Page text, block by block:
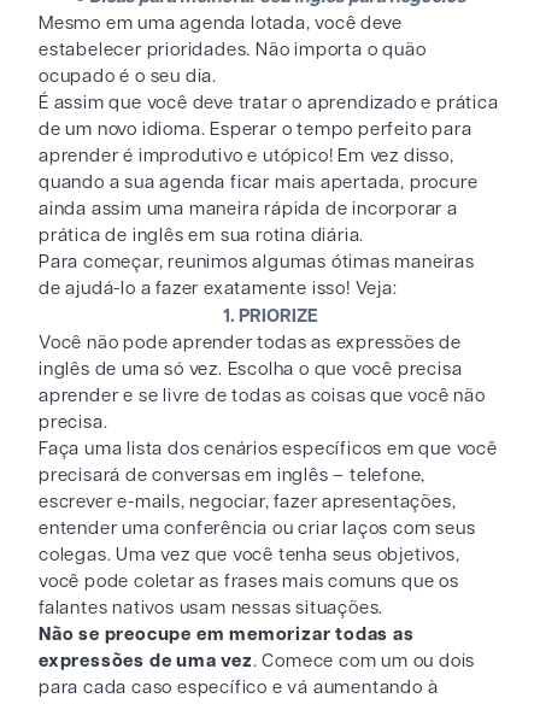
Mesmo em uma agenda lotada, você deve
estabelecer prioridades. Não importa o quão
ocupado é o seu dia.
É assim que você deve tratar o aprendizado e prática
de um novo idioma. Esperar o tempo perfeito para
aprender é improdutivo e utópico! Em vez disso,
quando a sua agenda ficar mais apertada, procure
ainda assim uma maneira rápida de incorporar a
prática de inglês em sua rotina diária.
Para começar, reunimos algumas ótimas maneiras
de ajudá-lo a fazer exatamente isso! Veja:
1. PRIORIZE
Você não pode aprender todas as expressões de
inglês de uma só vez. Escolha o que você precisa
aprender e se livre de todas as coisas que você não
precisa.
Faça uma lista dos cenários específicos em que você
precisará de conversas em inglês – telefone,
escrever e-mails, negociar, fazer apresentações,
entender uma conferência ou criar laços com seus
colegas. Uma vez que você tenha seus objetivos,
você pode coletar as frases mais comuns que os
falantes nativos usam nessas situações.
Não se preocupe em memorizar todas as
expressões de uma vez. Comece com um ou dois
para cada caso específico e vá aumentando à